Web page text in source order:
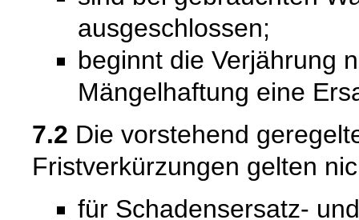
ausgeschlossen;
beginnt die Verjährung
Mängelhaftung eine
7.2 Die vorstehend
Fristverkürzungen gelten
für Schadensersatz-